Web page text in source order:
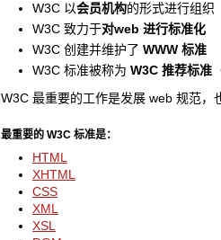
W3C 以会员机构的形式进行组织
W3C 致力于对web 进行标准化
W3C 创建并维护了 WWW 标准
W3C 标准被称为 W3C 推荐标准
W3C 最重要的工作是发展 web 规范，
最重要的 W3C 标准是：
HTML
XHTML
CSS
XML
XSL